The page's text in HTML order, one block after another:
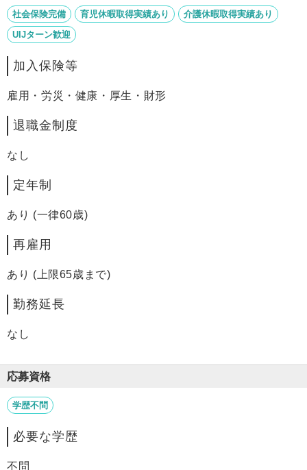
社会保険完備 育児休暇取得実績あり
介護休暇取得実績あり
UIJターン歓迎
加入保険等
雇用・労災・健康・厚生・財形
退職金制度
なし
定年制
あり (一律60歳)
再雇用
あり (上限65歳まで)
勤務延長
なし
応募資格
学歴不問
必要な学歴
不問